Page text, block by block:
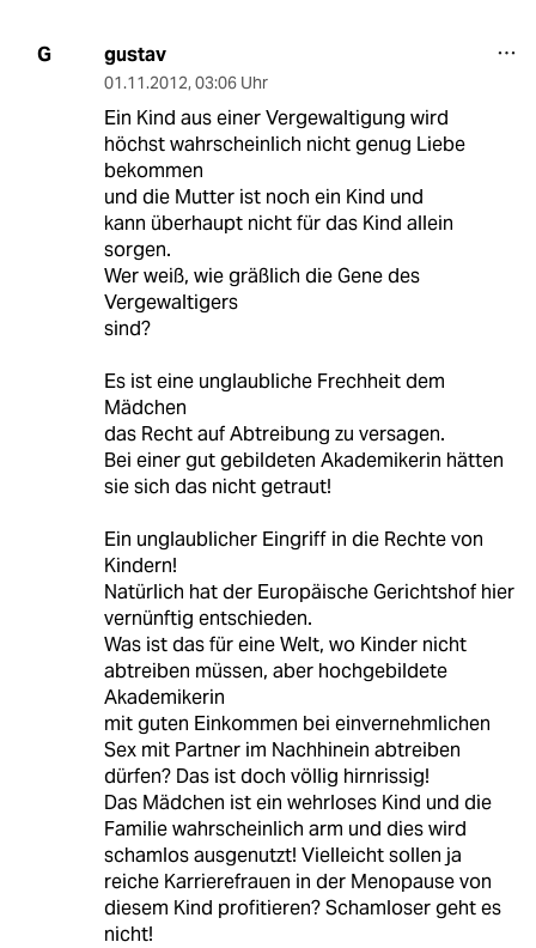
G gustav
01.11.2012, 03:06 Uhr
Ein Kind aus einer Vergewaltigung wird
höchst wahrscheinlich nicht genug Liebe
bekommen
und die Mutter ist noch ein Kind und
kann überhaupt nicht für das Kind allein
sorgen.
Wer weiß, wie gräßlich die Gene des
Vergewaltigers
sind?
Es ist eine unglaubliche Frechheit dem
Mädchen
das Recht auf Abtreibung zu versagen.
Bei einer gut gebildeten Akademikerin hätten
sie sich das nicht getraut!
Ein unglaublicher Eingriff in die Rechte von
Kindern!
Natürlich hat der Europäische Gerichtshof hier
vernünftig entschieden.
Was ist das für eine Welt, wo Kinder nicht
abtreiben müssen, aber hochgebildete
Akademikerin
mit guten Einkommen bei einvernehmlichen
Sex mit Partner im Nachhinein abtreiben
dürfen? Das ist doch völlig hirnrissig!
Das Mädchen ist ein wehrloses Kind und die
Familie wahrscheinlich arm und dies wird
schamlos ausgenutzt! Vielleicht sollen ja
reiche Karrierefrauen in der Menopause von
diesem Kind profitieren? Schamloser geht es
nicht!